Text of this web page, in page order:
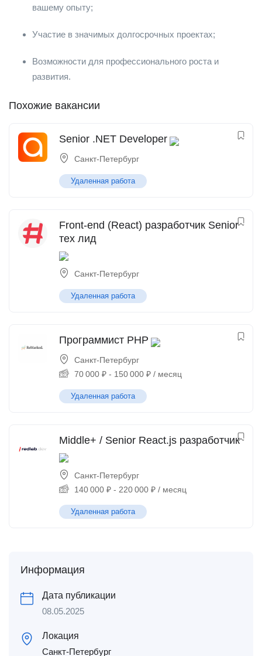
вашему опыту;
Участие в значимых долгосрочных проектах;
Возможности для профессионального роста и
развития.
Похожие вакансии
Senior .NET Developer
Санкт-Петербург
Удаленная работа
Front-end (React) разработчик Senior
тех лид
Санкт-Петербург
Удаленная работа
Программист PHP
Санкт-Петербург
70 000 ₽ - 150 000 ₽ / месяц
Удаленная работа
Middle+ / Senior React.js разработчик
Санкт-Петербург
140 000 ₽ - 220 000 ₽ / месяц
Удаленная работа
Информация
Дата публикации
08.05.2025
Локация
Санкт-Петербург